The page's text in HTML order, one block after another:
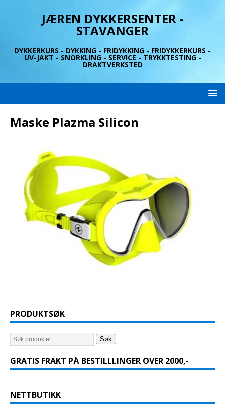
JÆREN DYKKERSENTER -
STAVANGER
DYKKERKURS - DYKKING - FRIDYKKING - FRIDYKKERKURS -
UV-JAKT - SNORKLING - SERVICE - TRYKKTESTING -
DRAKTVERKSTED
Maske Plazma Silicon
PRODUKTSØK
Søk
GRATIS FRAKT PÅ BESTILLLINGER OVER 2000,-
NETTBUTIKK